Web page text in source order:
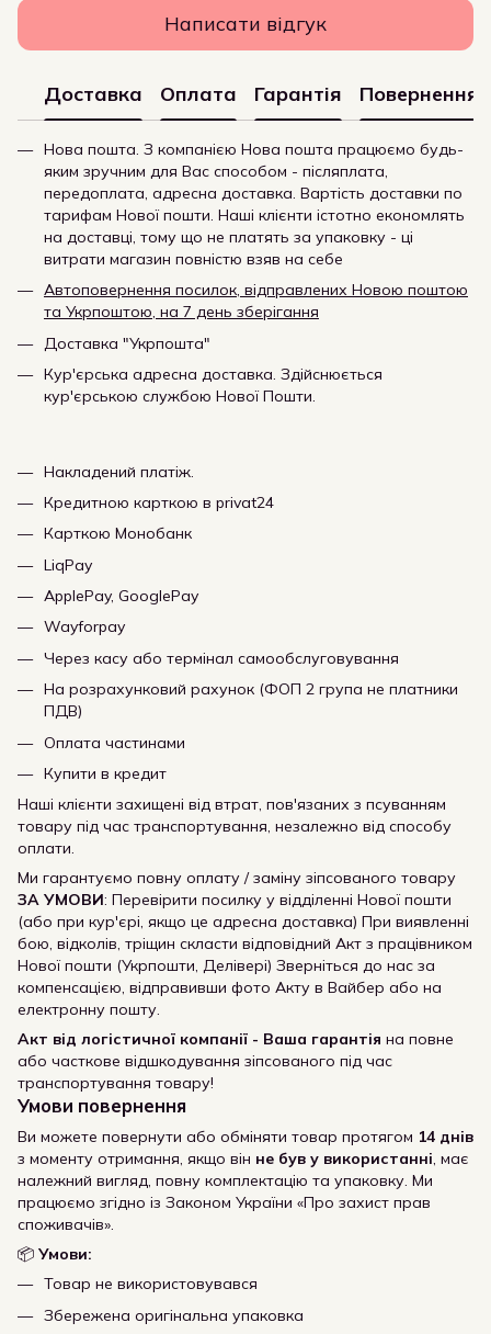
Написати відгук
Доставка Оплата Гарантія Повернення
Нова пошта. З компанією Нова пошта працюємо будь-
яким зручним для Вас способом - післяплата,
передоплата, адресна доставка. Вартість доставки по
тарифам Нової пошти. Наші клієнти істотно економлять
на доставці, тому що не платять за упаковку - ці
витрати магазин повністю взяв на себе
Автоповернення посилок, відправлених Новою поштою
та Укрпоштою, на 7 день зберігання
Доставка "Укрпошта"
Кур'єрська адресна доставка. Здійснюється
кур'єрською службою Нової Пошти.
Накладений платіж.
Кредитною карткою в privat24
Карткою Монобанк
LiqPay
ApplePay, GooglePay
Wayforpay
Через касу або термінал самообслуговування
На розрахунковий рахунок (ФОП 2 група не платники
ПДВ)
Оплата частинами
Купити в кредит
Наші клієнти захищені від втрат, пов'язаних з псуванням
товару під час транспортування, незалежно від способу
оплати.
Ми гарантуємо повну оплату / заміну зіпсованого товару
ЗА УМОВИ: Перевірити посилку у відділенні Нової пошти
(або при кур'єрі, якщо це адресна доставка) При виявленні
бою, відколів, тріщин скласти відповідний Акт з працівником
Нової пошти (Укрпошти, Делівері) Зверніться до нас за
компенсацією, відправивши фото Акту в Вайбер або на
електронну пошту.
Акт від логістичної компанії - Ваша гарантія на повне
або часткове відшкодування зіпсованого під час
транспортування товару!
Умови повернення
Ви можете повернути або обміняти товар протягом 14 днів
з моменту отримання, якщо він не був у використанні, має
належний вигляд, повну комплектацію та упаковку. Ми
працюємо згідно із Законом України «Про захист прав
споживачів».
📦 Умови:
Товар не використовувався
Збережена оригінальна упаковка